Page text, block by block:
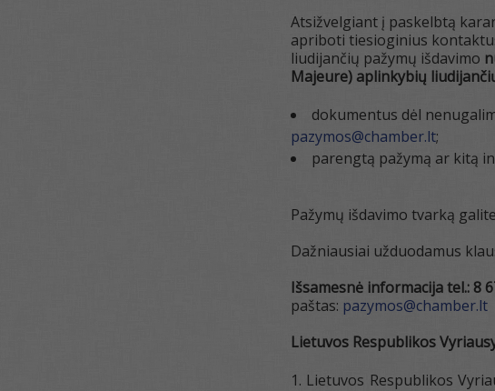
Atsižvelgiant į paskelbtą
apriboti tiesioginius
liudijančių pažymų išdavimo
Majeure) aplinkybių
dokumentus dėl
pazymos@chamber.lt;
parengtą pažymą ar kitą
Pažymų išdavimo tvarką
Dažniausiai užduodamus
Išsamesnė informacija tel.: 8
paštas: pazymos@chamber.lt
Lietuvos Respublikos
Lietuvos Respublikos